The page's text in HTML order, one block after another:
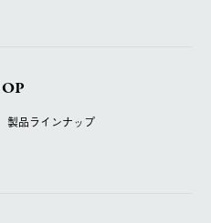
製品ラインナップ